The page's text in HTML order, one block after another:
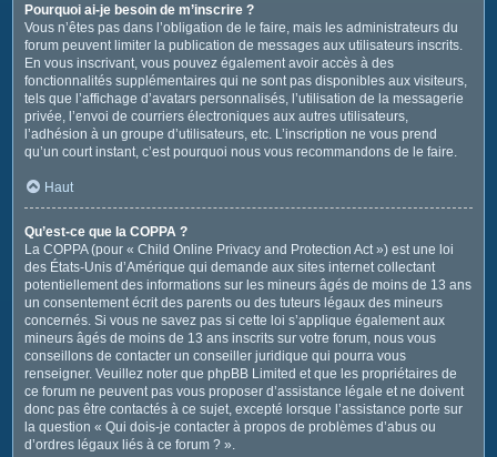
Pourquoi ai-je besoin de m’inscrire ?
Vous n’êtes pas dans l’obligation de le faire, mais les administrateurs du
forum peuvent limiter la publication de messages aux utilisateurs inscrits.
En vous inscrivant, vous pouvez également avoir accès à des
fonctionnalités supplémentaires qui ne sont pas disponibles aux visiteurs,
tels que l’affichage d’avatars personnalisés, l’utilisation de la messagerie
privée, l’envoi de courriers électroniques aux autres utilisateurs,
l’adhésion à un groupe d’utilisateurs, etc. L’inscription ne vous prend
qu’un court instant, c’est pourquoi nous vous recommandons de le faire.
Haut
Qu’est-ce que la COPPA ?
La COPPA (pour « Child Online Privacy and Protection Act ») est une loi
des États-Unis d’Amérique qui demande aux sites internet collectant
potentiellement des informations sur les mineurs âgés de moins de 13 ans
un consentement écrit des parents ou des tuteurs légaux des mineurs
concernés. Si vous ne savez pas si cette loi s’applique également aux
mineurs âgés de moins de 13 ans inscrits sur votre forum, nous vous
conseillons de contacter un conseiller juridique qui pourra vous
renseigner. Veuillez noter que phpBB Limited et que les propriétaires de
ce forum ne peuvent pas vous proposer d’assistance légale et ne doivent
donc pas être contactés à ce sujet, excepté lorsque l’assistance porte sur
la question « Qui dois-je contacter à propos de problèmes d’abus ou
d’ordres légaux liés à ce forum ? ».